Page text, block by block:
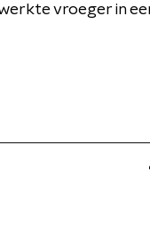
vroeger in